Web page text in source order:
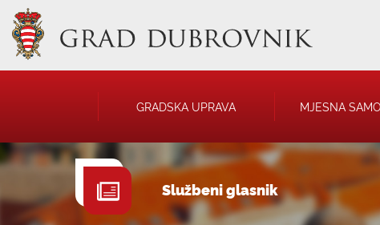
GRADSKA UPRAVA
GRADONAČELNIK
GRADSKO VIJEĆE
NATJEČAJI
JAVNA OBJAVA
MJESNA
Službeni glasnik